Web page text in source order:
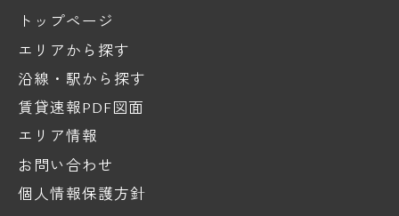
トップページ
エリアから探す
沿線・駅から探す
賃貸速報PDF図面
エリア情報
お問い合わせ
個人情報保護方針